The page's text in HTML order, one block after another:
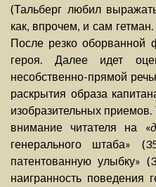
(Тальберг любил
как, впрочем, и сам
После резко оборванной
героя. Далее идет
несобственно-прямой
раскрытия образа
изобразительных
внимание читателя на «
генерального штаба»
патентованную улыбку»
наигранность поведения